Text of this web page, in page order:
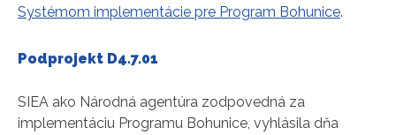
Systémom implementácie pre Program Bohunice.
Podprojekt D4.7.01
SIEA ako Národná agentúra zodpovedná za
implementáciu Programu Bohunice, vyhlásila dňa